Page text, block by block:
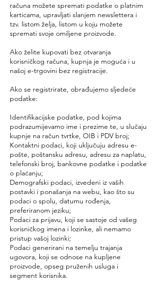
računa možete spremati podatke o platnim
karticama, upravljati slanjem newslettera i
tzv. listom želja, listom u koju možete
spremati svoje omiljene proizvode.
Ako želite kupovati bez otvaranja
korisničkog računa, kupnja je moguća i u
našoj e-trgovini bez registracije.
Ako se registrirate, obrađujemo sljedeće
podatke:
Identifikacijske podatke, pod kojima
podrazumijevamo ime i prezime te, u slučaju
kupnje na račun tvrtke, OIB i PDV broj;
Kontaktni podaci, koji uključuju adresu e-
pošte, poštansku adresu, adresu za naplatu,
telefonski broj, bankovne podatke i podatke
o plaćanju;
Demografski podaci, izvedeni iz vaših
postavki i ponašanja na webu, kao što su
podaci o spolu, datumu rođenja,
preferiranom jeziku;
Podaci za prijavu, koji se sastoje od vašeg
korisničkog imena i lozinke, ali nemamo
pristup vašoj lozinki;
Podaci generirani na temelju trajanja
ugovora, koji se odnose na kupljene
proizvode, opseg pruženih usluga i
segment korisnika.